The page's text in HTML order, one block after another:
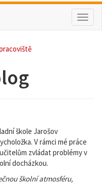
škole Jarošov
V rámci mé práce
zvládat problémy v
docházkou.
školní atmosféru,